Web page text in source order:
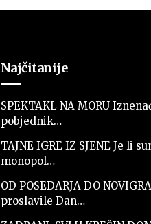
Najčitanije
SPEKTAKL NA MORU
pobjednik…
TAJNE IGRE IZ SJENE Je li
monopol…
OD POSEDARJA DO
proslavile Dan…